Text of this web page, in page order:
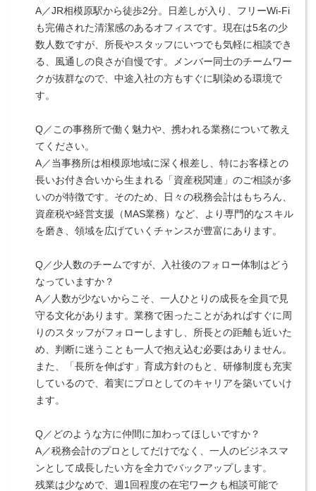
A／JR相模原駅から徒歩2分。日差しが入り、フリーWi-Fi
も完備された清潔感のあるオフィスです。現在は5名の少
数人数ですが、所長やスタッフにいつでも気軽に相談でき
る、風通しの良さが自慢です。メンバー同士のチームワー
クが抜群なので、中途入社の方もすぐに馴染める環境で
す。
Q／この事務所で働く魅力や、携われる業務について教え
てください。
A／当事務所は相模原地域に深く根差し、特にお客様との
長いお付き合いから生まれる「資産税関連」のご相談が多
いのが特徴です。そのため、日々の税務会計はもちろん、
資産税や経営支援（MAS業務）など、より専門的なスキル
を磨き、領域を広げていくチャンスが豊富にあります。
Q／少人数のチームですが、入社後のフォロー体制はどう
なっていますか？
A／人数が少ないからこそ、一人ひとりの成長を全員で見
守る文化があります。業務で困ったことがあればすぐに周
りのスタッフがフォローしますし、所長との距離も近いた
め、判断に迷うことも一人で抱え込む必要はありません。
また、「長所を伸ばす」育成方針のもと、研修制度も充実
しているので、着実にプロとしてのキャリアを築いていけ
ます。
Q／どのような方に仲間に加わってほしいですか？
A／税務会計のプロとしてだけでなく、一人のビジネスマ
ンとして成長したい方を全力でバックアップします。
残業は少なめで、週1回程度の在宅ワークも相談可能で